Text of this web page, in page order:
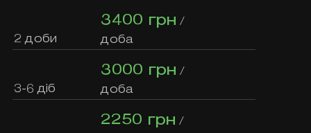
2 доби
3400 грн /
доба
3-6 діб
3000 грн /
доба
2250 грн /